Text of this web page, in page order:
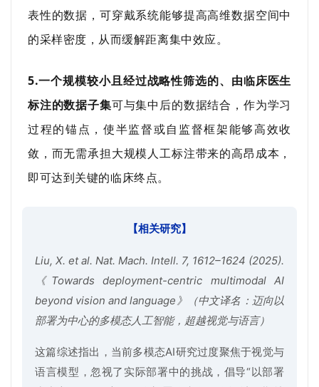
表性的数据，可穿戴系统能够提高高维数据空间中
的采样密度，从而缓解距离集中效应。
5.一个规模较小且经过战略性筛选的、由临床医生
标注的数据子集可与集中后的数据结合，作为学习
过程的锚点，使半监督或自监督框架能够高效收
敛，而无需承担大规模人工标注带来的高昂成本，
即可达到关键的临床终点。
【相关研究】
Liu, X. et al. Nat. Mach. Intell. 7, 1612–1624 (2025).
《Towards deployment-centric multimodal AI
beyond vision and language》（中文译名：迈向以
部署为中心的多模态人工智能，超越视觉与语言）
这篇综述指出，当前多模态AI研究过度聚焦于视觉与
语言模型，忽视了实际部署中的挑战，倡导“以部署